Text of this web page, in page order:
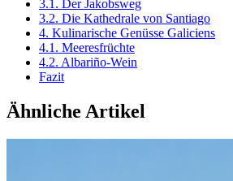
3.1. Der Jakobsweg
3.2. Die Kathedrale von Santiago
4. Kulinarische Genüsse Galiciens
4.1. Meeresfrüchte
4.2. Albariño-Wein
Fazit
Ähnliche Artikel